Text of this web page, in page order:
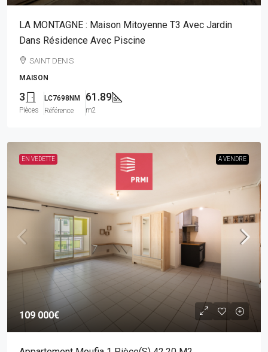
LA MONTAGNE : Maison Mitoyenne T3 Avec Jardin
Dans Résidence Avec Piscine
SAINT DENIS
MAISON
3
Pièces
LC7698NM
Référence
61.89
m2
EN VEDETTE A VENDRE
109 000€